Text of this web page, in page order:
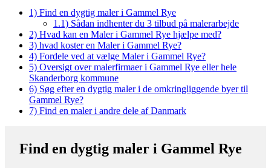
1) Find en dygtig maler i Gammel Rye
1.1) Sådan indhenter du 3 tilbud på malerarbejde
2) Hvad kan en Maler i Gammel Rye hjælpe med?
3) hvad koster en Maler i Gammel Rye?
4) Fordele ved at vælge Maler i Gammel Rye?
5) Oversigt over malerfirmaer i Gammel Rye eller hele
Skanderborg kommune
6) Søg efter en dygtig maler i de omkringliggende byer til
Gammel Rye?
7) Find en maler i andre dele af Danmark
Find en dygtig maler i Gammel Rye